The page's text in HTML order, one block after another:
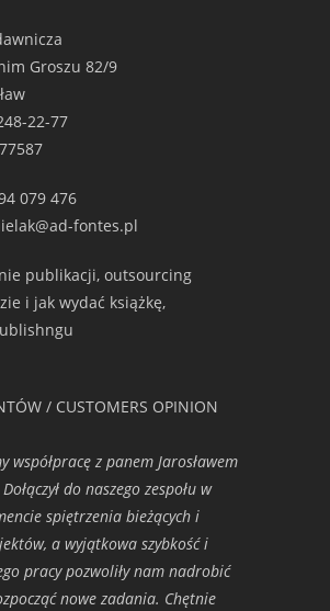
Groszu 82/9
22-77
079 476
fontes.pl
publikacji, outsourcing
i jak wydać książkę,
/ CUSTOMERS OPINION
współpracę z panem Jarosławem
do naszego zespołu w
spiętrzenia bieżących i
a wyjątkowa szybkość i
pracy pozwoliły nam nadrobić
nowe zadania. Chętnie